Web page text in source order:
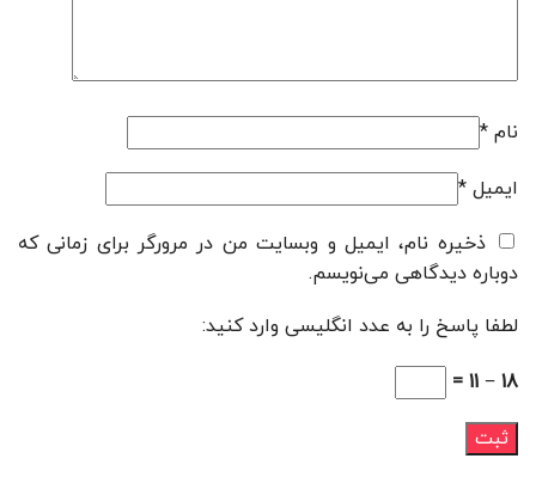
نام *
ایمیل *
ذخیره نام، ایمیل و وبسایت من در مرورگر برای زمانی که
دوباره دیدگاهی می‌نویسم.
لطفا پاسخ را به عدد انگلیسی وارد کنید:
18 − 11 =